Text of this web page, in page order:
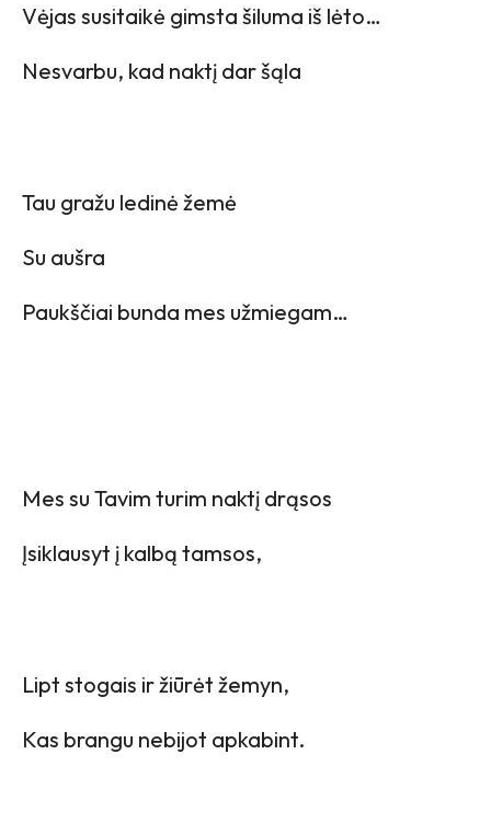
Vėjas susitaikė gimsta šiluma iš lėto…
Nesvarbu, kad naktį dar šąla
Tau gražu ledinė žemė
Su aušra
Paukščiai bunda mes užmiegam…
Mes su Tavim turim naktį drąsos
Įsiklausyt į kalbą tamsos,
Lipt stogais ir žiūrėt žemyn,
Kas brangu nebijot apkabint.